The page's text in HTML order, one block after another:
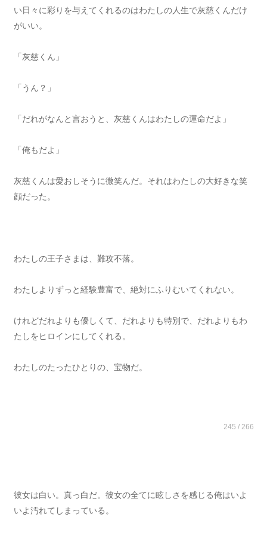
い日々に彩りを与えてくれるのはわたしの人生で灰慈くんだけ
がいい。
「灰慈くん」
「うん？」
「だれがなんと言おうと、灰慈くんはわたしの運命だよ」
「俺もだよ」
灰慈くんは愛おしそうに微笑んだ。それはわたしの大好きな笑
顔だった。
わたしの王子さまは、難攻不落。
わたしよりずっと経験豊富で、絶対にふりむいてくれない。
けれどだれよりも優しくて、だれよりも特別で、だれよりもわ
たしをヒロインにしてくれる。
わたしのたったひとりの、宝物だ。
245 / 266
彼女は白い。真っ白だ。彼女の全てに眩しさを感じる俺はいよ
いよ汚れてしまっている。